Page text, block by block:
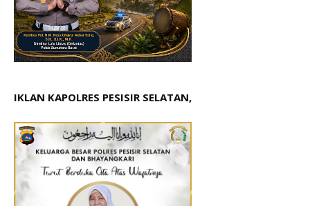
IKLAN KAPOLRES PESISIR SELATAN,